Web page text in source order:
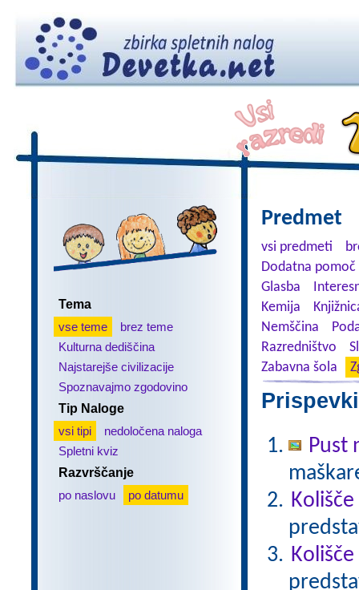
Tema
vse teme
brez teme
Kulturna dediščina
Najstarejše civilizacije
Spoznavajmo zgodovino
Tip Naloge
vsi tipi
nedoločena naloga
Spletni kviz
Razvrščanje
po naslovu
po datumu
Predmet
vsi predmeti
Dodatna
Glasba
Kemija
Nemščina
Razredništvo
Zabavna šola
Pust